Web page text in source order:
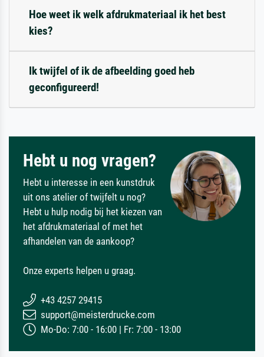
Hoe weet ik welk afdrukmateriaal ik het best
kies?
Ik twijfel of ik de afbeelding goed heb
geconfigureerd!
Hebt u nog vragen?
Hebt u interesse in een kunstdruk
uit ons atelier of twijfelt u nog?
Hebt u hulp nodig bij het kiezen van
het afdrukmateriaal of met het
afhandelen van de aankoop?
Onze experts helpen u graag.
+43 4257 29415
support@meisterdrucke.com
Mo-Do: 7:00 - 16:00 | Fr: 7:00 - 13:00